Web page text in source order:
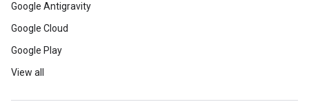
Google Antigravity
Google Cloud
Google Play
View all